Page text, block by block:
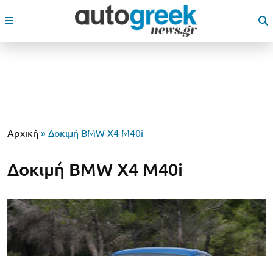
Αρχική » Δοκιμή BMW X4 M40i
Δοκιμή BMW X4 M40i